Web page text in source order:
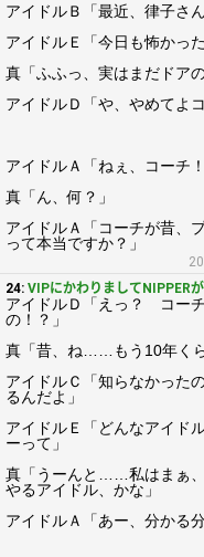
アイドルＢ「最近、律子さ
アイドルＥ「今日も怖かった
真「ふふっ、実はまだドア
アイドルＤ「や、やめてよコ
アイドルＡ「ねぇ、コーチ！
真「ん、何？」
アイドルＡ「コーチが昔、
って本当ですか？」
24: VIPにかわりましてNIPPER
アイドルＤ「えっ？ コー
の！？」
真「昔、ね……もう10年くら
アイドルＣ「知らなかった
るんだよ」
アイドルＥ「どんなアイド
ーって」
真「うーんと……私はまぁ、
やるアイドル、かな」
アイドルＡ「あー、分かる分